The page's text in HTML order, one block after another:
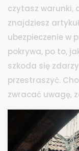
czytasz warunki,
znajdziesz
ubezpieczenie w
pokrywa, po to,
szkoda się
przestraszyć.
zwracać uwagę,